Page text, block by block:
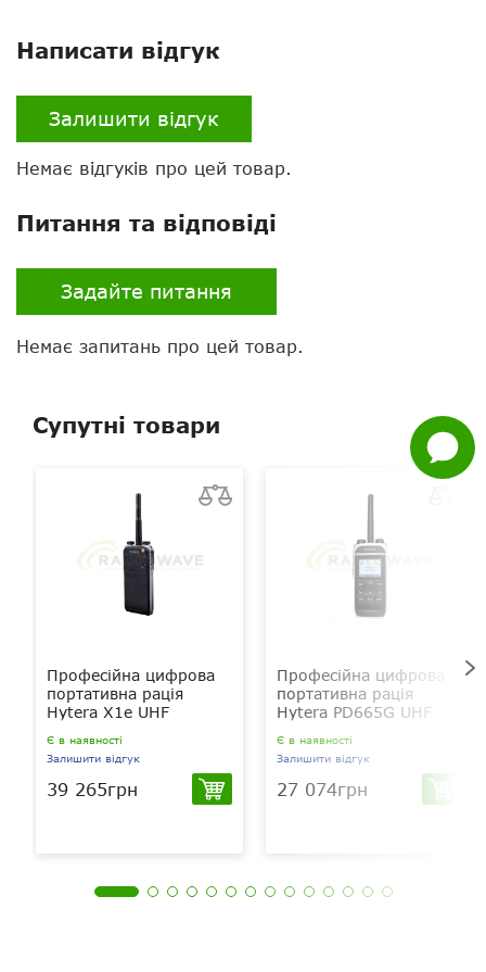
Задати
питання
Написати відгук
Залишити відгук
Немає відгуків про цей товар.
Питання та відповіді
Задайте питання
Немає запитань про цей товар.
Супутні товари
Професійна цифрова
портативна рація
Hytera X1e UHF
Є в наявності
Залишити відгук
39 265грн
Професійна цифрова
портативна рація
Hytera PD665G UHF
Є в наявності
Залишити відгук
27 074грн